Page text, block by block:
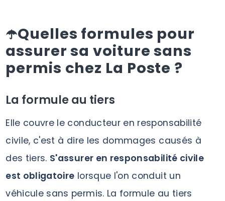
☂️Quelles formules pour
assurer sa voiture sans
permis chez La Poste ?
La formule au tiers
Elle couvre le conducteur en responsabilité
civile, c'est à dire les dommages causés à
des tiers. S'assurer en responsabilité civile
est obligatoire lorsque l'on conduit un
véhicule sans permis. La formule au tiers